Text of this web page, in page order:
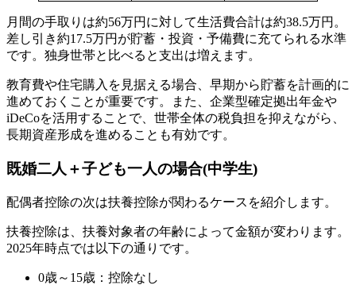
月間の手取りは約56万円に対して生活費合計は約38.5万円。
差し引き約17.5万円が貯蓄・投資・予備費に充てられる水準
です。独身世帯と比べると支出は増えます。
教育費や住宅購入を見据える場合、早期から貯蓄を計画的に
進めておくことが重要です。また、企業型確定拠出年金や
iDeCoを活用することで、世帯全体の税負担を抑えながら、
長期資産形成を進めることも有効です。
既婚二人＋子ども一人の場合(中学生)
配偶者控除の次は扶養控除が関わるケースを紹介します。
扶養控除は、扶養対象者の年齢によって金額が変わります。
2025年時点では以下の通りです。
0歳～15歳：控除なし